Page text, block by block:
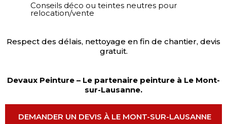
Conseils déco ou teintes neutres pour
relocation/vente
Respect des délais, nettoyage en fin de chantier, devis
gratuit.
Devaux Peinture – Le partenaire peinture à Le Mont-
sur-Lausanne.
DEMANDER UN DEVIS À LE MONT-SUR-LAUSANNE